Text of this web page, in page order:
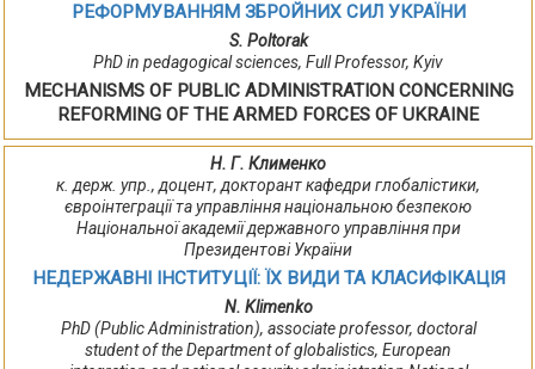
РЕФОРМУВАННЯМ ЗБРОЙНИХ СИЛ УКРАЇНИ
S. Poltorak
PhD in pedagogical sciences, Full Professor, Kyiv
MECHANISMS OF PUBLIC ADMINISTRATION CONCERNING
REFORMING OF THE ARMED FORCES OF UKRAINE
Н. Г. Клименко
к. держ. упр., доцент, докторант кафедри глобалістики,
євроінтеграції та управління національною безпекою
Національної академії державного управління при
Президентові України
НЕДЕРЖАВНІ ІНСТИТУЦІЇ: ЇХ ВИДИ ТА КЛАСИФІКАЦІЯ
N. Klimеnko
PhD (Рublic Аdministration), associate professor, doctoral
student of the Department of globalistics, European